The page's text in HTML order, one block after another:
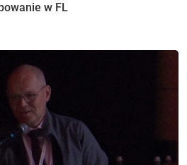
w FL